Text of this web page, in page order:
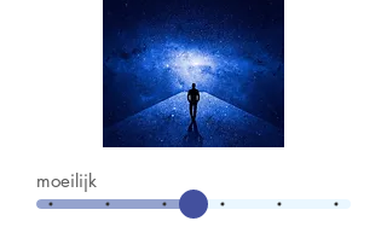
moeilijk